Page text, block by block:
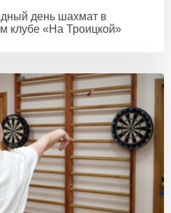
день шахмат в
клубе «На Троицкой»